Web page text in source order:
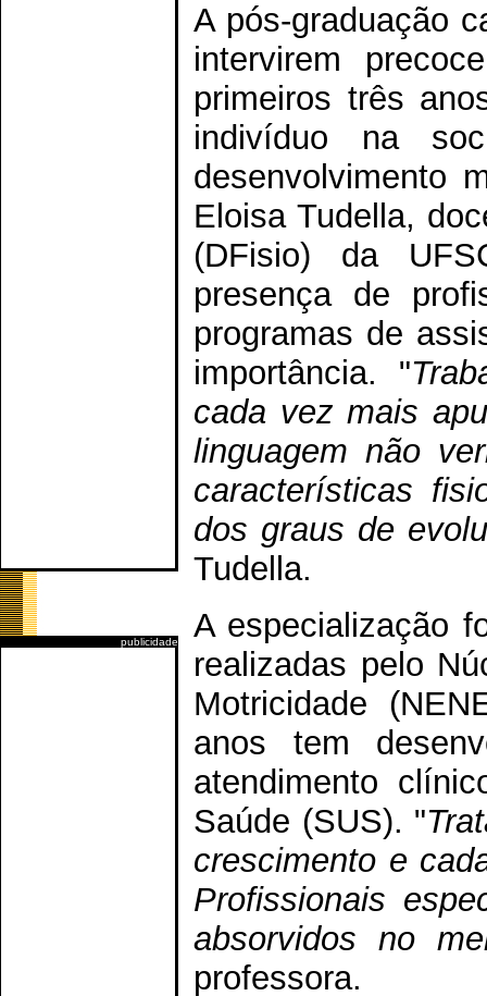
publicidade
A pós-graduação
intervirem
primeiros três
indivíduo na
desenvolvimento
Eloisa Tudella,
(DFisio) da
presença de
programas de
importância. "
cada vez mais
linguagem não
características
dos graus de
Tudella.
A especialização
realizadas pelo
Motricidade
anos tem
atendimento
Saúde (SUS). "
crescimento e
Profissionais
absorvidos no
professora.